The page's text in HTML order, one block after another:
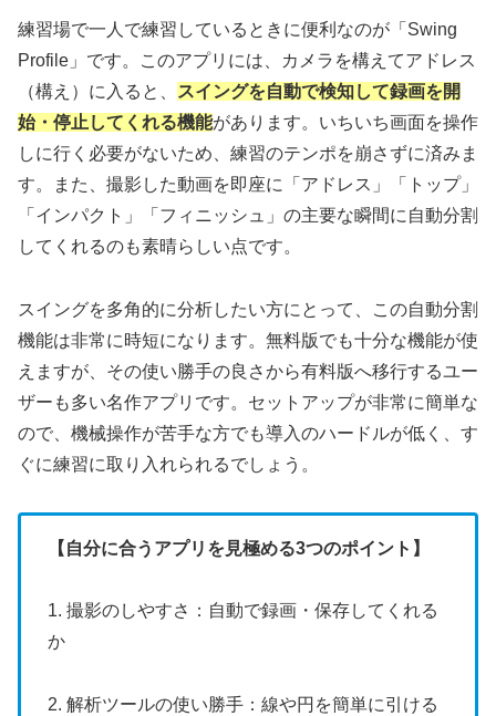
練習場で一人で練習しているときに便利なのが「Swing
Profile」です。このアプリには、カメラを構えてアドレス
（構え）に入ると、
スイングを自動で検知して録画を開
始・停止してくれる機能があります。いちいち画面を操作
しに行く必要がないため、練習のテンポを崩さずに済みま
す。また、撮影した動画を即座に「アドレス」「トップ」
「インパクト」「フィニッシュ」の主要な瞬間に自動分割
してくれるのも素晴らしい点です。
スイングを多角的に分析したい方にとって、この自動分割
機能は非常に時短になります。無料版でも十分な機能が使
えますが、その使い勝手の良さから有料版へ移行するユー
ザーも多い名作アプリです。セットアップが非常に簡単な
ので、機械操作が苦手な方でも導入のハードルが低く、す
ぐに練習に取り入れられるでしょう。
【自分に合うアプリを見極める3つのポイント】
1. 撮影のしやすさ：自動で録画・保存してくれる
か
2. 解析ツールの使い勝手：線や円を簡単に引ける